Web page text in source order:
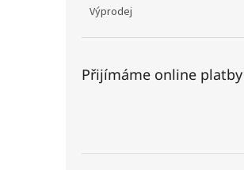
Výprodej
Přijímáme online platby